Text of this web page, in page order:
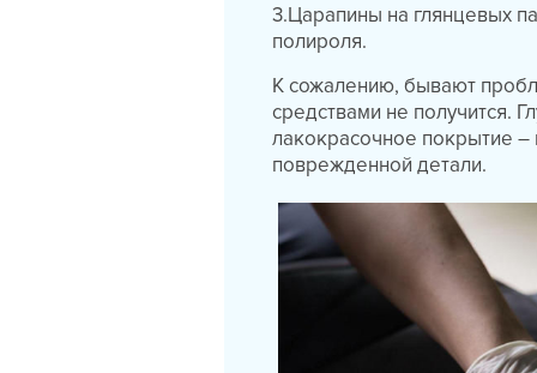
3.Царапины на глянцевых
полироля.
К сожалению, бывают
средствами не получится.
лакокрасочное покрытие –
поврежденной детали.